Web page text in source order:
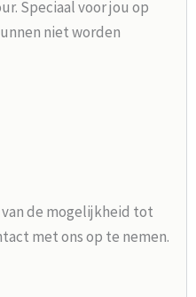
Speciaal voor jou op
niet worden
de mogelijkheid tot
met ons op te nemen.